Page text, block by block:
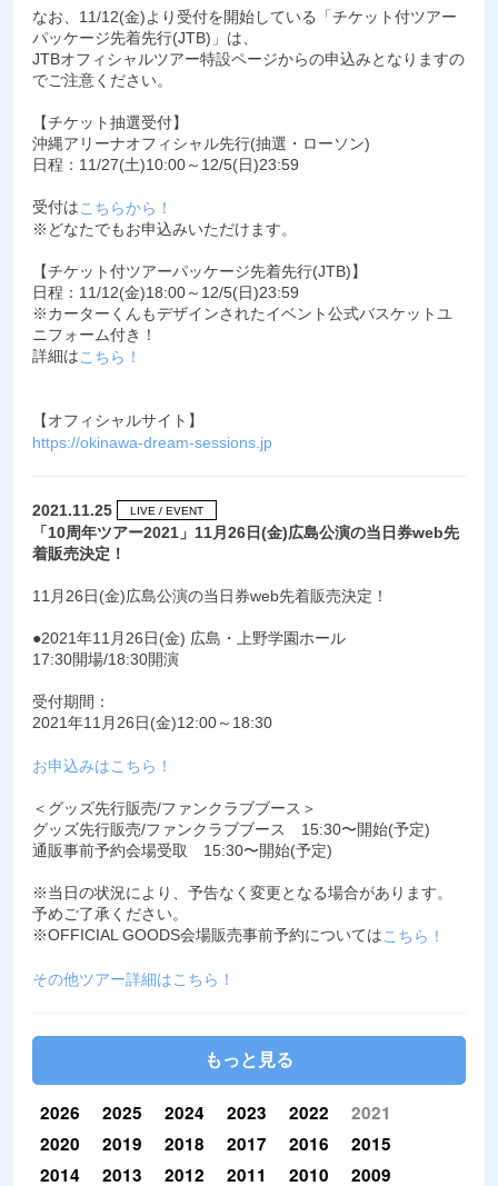
なお、11/12(金)より受付を開始している「チケット付ツアー
パッケージ先着先行(JTB)」は、
JTBオフィシャルツアー特設ページからの申込みとなりますの
でご注意ください。
【チケット抽選受付】
沖縄アリーナオフィシャル先行(抽選・ローソン)
日程：11/27(土)10:00～12/5(日)23:59
受付はこちらから！
※どなたでもお申込みいただけます。
【チケット付ツアーパッケージ先着先行(JTB)】
日程：11/12(金)18:00～12/5(日)23:59
※カーターくんもデザインされたイベント公式バスケットユ
ニフォーム付き！
詳細はこちら！
【オフィシャルサイト】
https://okinawa-dream-sessions.jp
2021.11.25 LIVE / EVENT
「10周年ツアー2021」11月26日(金)広島公演の当日券web先
着販売決定！
11月26日(金)広島公演の当日券web先着販売決定！
●2021年11月26日(金) 広島・上野学園ホール
17:30開場/18:30開演
受付期間：
2021年11月26日(金)12:00～18:30
お申込みはこちら！
＜グッズ先行販売/ファンクラブブース＞
グッズ先行販売/ファンクラブブース 15:30〜開始(予定)
通販事前予約会場受取 15:30〜開始(予定)
※当日の状況により、予告なく変更となる場合があります。
予めご了承ください。
※OFFICIAL GOODS会場販売事前予約についてはこちら！
その他ツアー詳細はこちら！
もっと見る
2026 2025 2024 2023 2022
2021
2020
2019 2018 2017 2016
2015
2014
2013 2012 2011 2010 2009